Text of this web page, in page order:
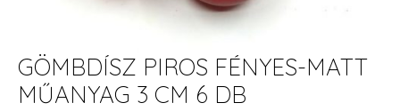
GÖMBDÍSZ PIROS FÉNYES-MATT
MŰANYAG 3 CM 6 DB